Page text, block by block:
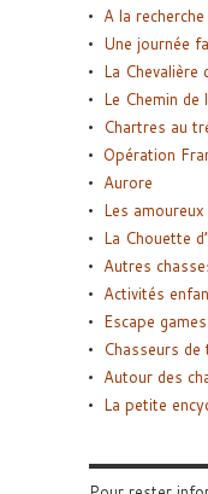
A la
Une journée
La Chevalière
Le Chemin de
Chartres au
Opération
Aurore
Les amoureux
La Chouette
Autres
Activités
Escape
Chasseurs
Autour des
La petite